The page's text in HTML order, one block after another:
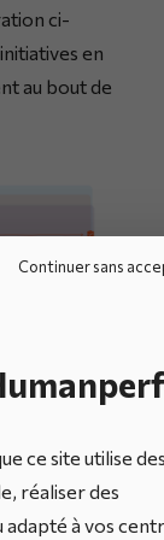
Continuer sans
ce site utilise
réaliser des
à vos
ci-
en
au bout de
qu’en